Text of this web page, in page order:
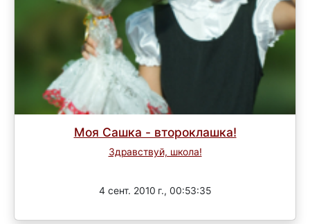
Моя Сашка - второклашка!
Здравствуй, школа!
4 сент. 2010 г., 00:53:35